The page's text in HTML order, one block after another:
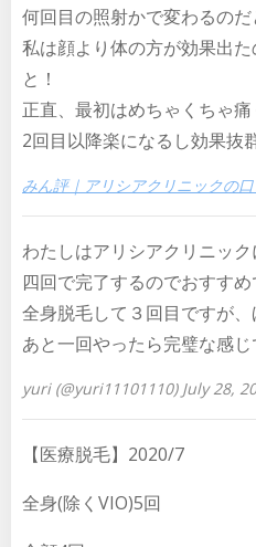
何回目の照射かで変わるのだ
私は顔より体の方が効果出
と！
正直、最初はめちゃくちゃ
2回目以降楽になるし効果抜
みん評｜アリシアクリニックの
わたしはアリシアクリニック
四回で完了するのでおすすめ
全身脱毛して３回目ですが、
あと一回やったら完璧な感
yuri (@yuri11101110) July 28,
【医療脱毛】2020/7
全身(除くVIO)5回